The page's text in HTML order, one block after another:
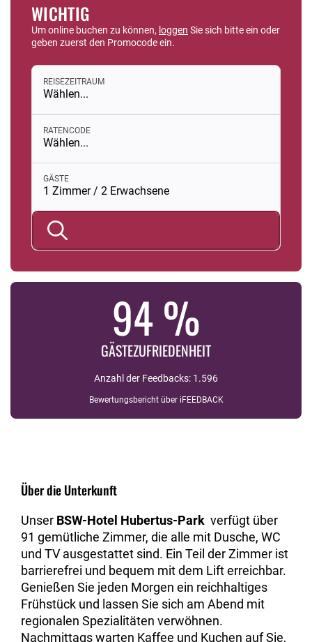
WICHTIG
Um online buchen zu können, loggen Sie sich bitte ein oder
geben zuerst den Promocode ein.
REISEZEITRAUM
Wählen...
RATENCODE
Wählen...
GÄSTE
1 Zimmer / 2 Erwachsene
94 %
GÄSTEZUFRIEDENHEIT
Anzahl der Feedbacks: 1.596
Bewertungsbericht über iFEEDBACK
Über die Unterkunft
Unser BSW-Hotel Hubertus-Park verfügt über
91 gemütliche Zimmer, die alle mit Dusche, WC
und TV ausgestattet sind. Ein Teil der Zimmer ist
barrierefrei und bequem mit dem Lift erreichbar.
Genießen Sie jeden Morgen ein reichhaltiges
Frühstück und lassen Sie sich am Abend mit
regionalen Spezialitäten verwöhnen.
Nachmittags warten Kaffee und Kuchen auf Sie,